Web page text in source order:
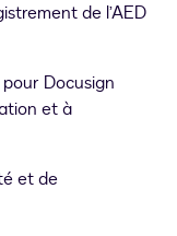
de l’AED
Docusign
et à
et de